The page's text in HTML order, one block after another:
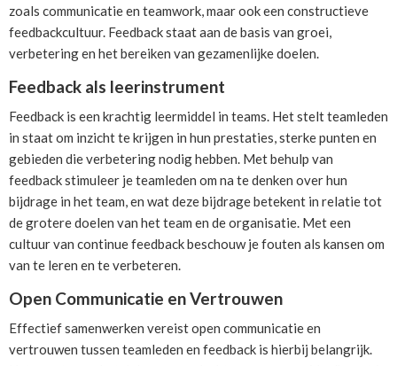
zoals communicatie en teamwork, maar ook een constructieve
feedbackcultuur. Feedback staat aan de basis van groei,
verbetering en het bereiken van gezamenlijke doelen.
Feedback als leerinstrument
Feedback is een krachtig leermiddel in teams. Het stelt teamleden
in staat om inzicht te krijgen in hun prestaties, sterke punten en
gebieden die verbetering nodig hebben. Met behulp van
feedback stimuleer je teamleden om na te denken over hun
bijdrage in het team, en wat deze bijdrage betekent in relatie tot
de grotere doelen van het team en de organisatie. Met een
cultuur van continue feedback beschouw je fouten als kansen om
van te leren en te verbeteren.
Open Communicatie en Vertrouwen
Effectief samenwerken vereist open communicatie en
vertrouwen tussen teamleden en feedback is hierbij belangrijk.